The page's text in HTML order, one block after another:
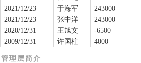
2021/12/23
于海军 243000
2021/12/23
张中洋 243000
2020/12/31
王旭文 -6500
2009/12/31
许国柱 4000
管理层简介